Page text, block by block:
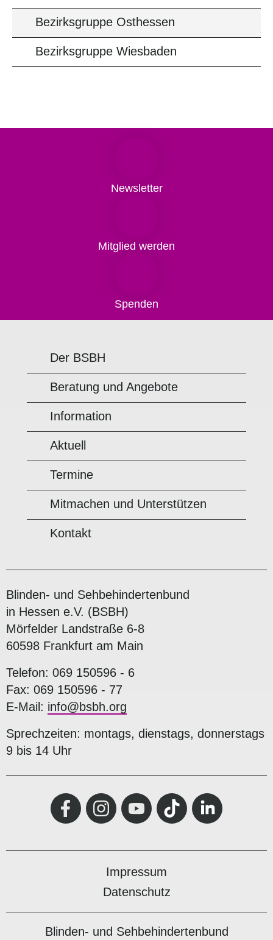
Bezirksgruppe Osthessen
Bezirksgruppe Wiesbaden
Newsletter
Mitglied werden
Spenden
Der BSBH
Beratung und Angebote
Information
Aktuell
Termine
Mitmachen und Unterstützen
Kontakt
Blinden- und Sehbehindertenbund
in Hessen e.V. (BSBH)
Mörfelder Landstraße 6-8
60598 Frankfurt am Main
Telefon: 069 150596 - 6
Fax: 069 150596 - 77
E-Mail: info@bsbh.org
Sprechzeiten: montags, dienstags, donnerstags
9 bis 14 Uhr
Impressum
Datenschutz
Blinden- und Sehbehindertenbund